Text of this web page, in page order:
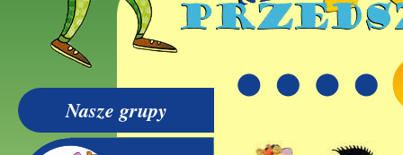
Nasze grupy